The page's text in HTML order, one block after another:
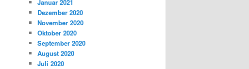
Januar 2021
Dezember 2020
November 2020
Oktober 2020
September 2020
August 2020
Juli 2020